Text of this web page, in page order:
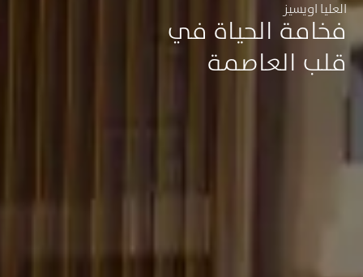
العليا اويسيز
فخامة الحياة في
قلب العاصمة